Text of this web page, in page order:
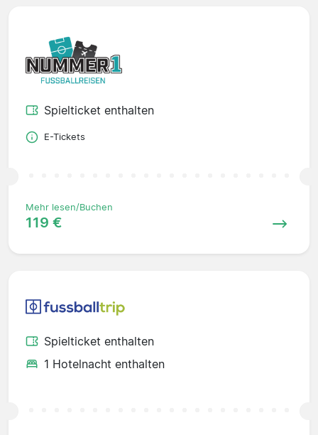
Spielticket enthalten
E-Tickets
Mehr lesen/Buchen
119 €
Spielticket enthalten
1 Hotelnacht enthalten